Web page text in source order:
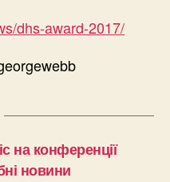
dhs-award-2017/
на конференції
новини